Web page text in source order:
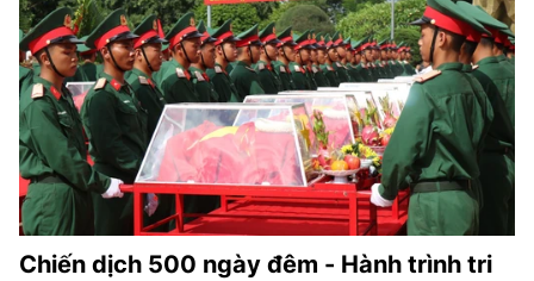
Chiến dịch 500 ngày đêm - Hành trình tri